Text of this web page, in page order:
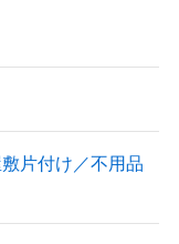
片付け／不用品